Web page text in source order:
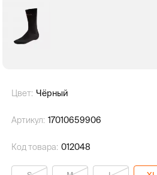
Цвет: Чёрный
Артикул: 17010659906
Код товара: 012048